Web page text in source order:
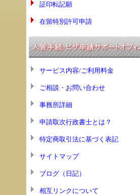
証印転記願
在留特別許可申請
サービス内容/ご利用料金
ご相談・お問い合わせ
事務所詳細
申請取次行政書士とは？
特定商取引法に基づく表記
サイトマップ
ブログ（日記）
相互リンクについて